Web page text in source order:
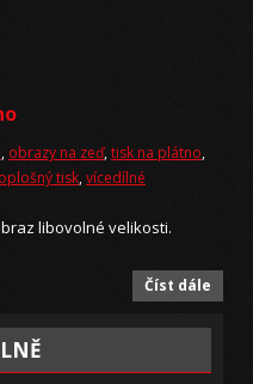
, obrazy na zeď,tisk na plátno,
tisk,vícedílné
libovolné velikosti.
Číst dále